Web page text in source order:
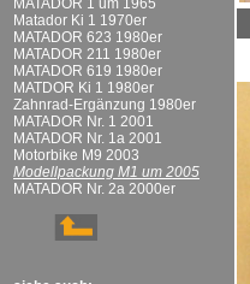
MATADOR 1 um 1965
Matador Ki 1 1970er
MATADOR 623 1980er
MATADOR 211 1980er
MATADOR 619 1980er
MATDOR Ki 1 1980er
Zahnrad-Ergänzung 1980er
MATADOR Nr. 1 2001
MATADOR Nr. 1a 2001
Motorbike M9 2003
Modellpackung M1 um 2005
MATADOR Nr. 2a 2000er